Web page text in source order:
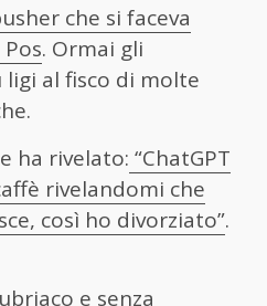
che si faceva
. Ormai gli
al fisco di molte
ha rivelato: “ChatGPT
rivelandomi che
così ho divorziato”.
e senza